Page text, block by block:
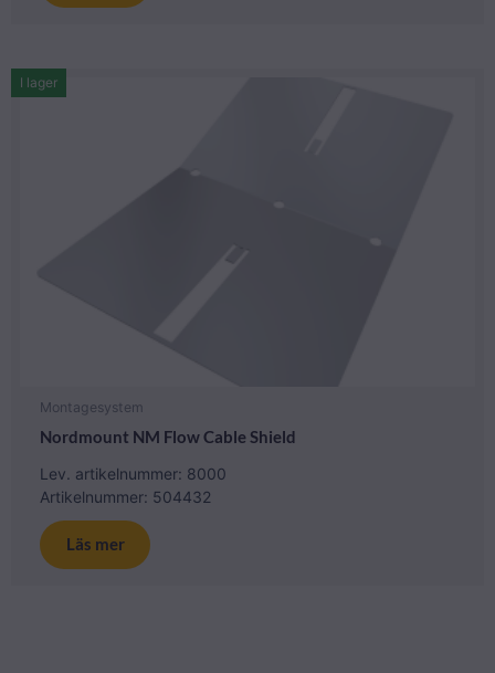
Montagesystem
Nordmount NM Flow Cable Shield
Lev. artikelnummer: 8000
Artikelnummer: 504432
I lager
Läs mer